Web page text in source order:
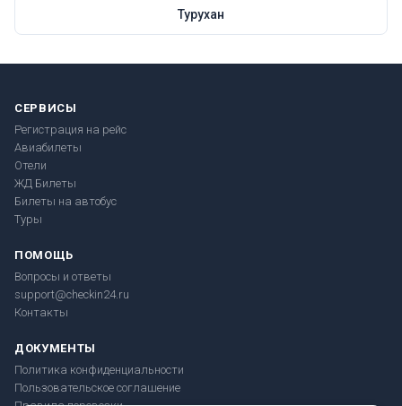
Турухан
СЕРВИСЫ
Регистрация на рейс
Авиабилеты
Отели
ЖД Билеты
Билеты на автобус
Туры
ПОМОЩЬ
Вопросы и ответы
support@checkin24.ru
Контакты
ДОКУМЕНТЫ
Политика конфиденциальности
Пользовательское соглашение